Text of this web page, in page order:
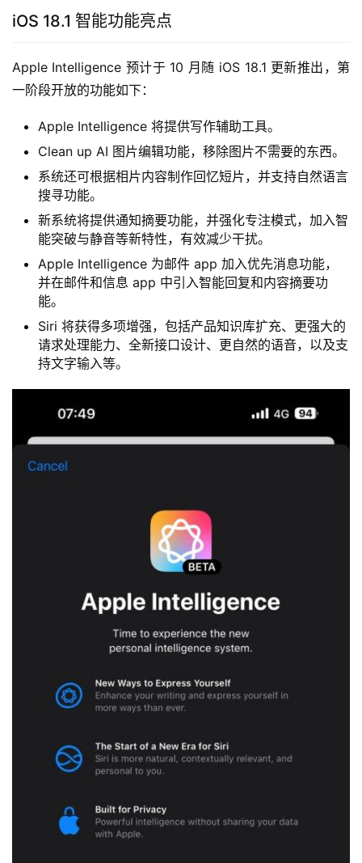
iOS 18.1 智能功能亮点
Apple Intelligence 预计于 10 月随 iOS 18.1 更新推出，第
一阶段开放的功能如下：
Apple Intelligence 将提供写作辅助工具。
Clean up AI 图片编辑功能，移除图片不需要的东西。
系统还可根据相片内容制作回忆短片，并支持自然语言
搜寻功能。
新系统将提供通知摘要功能，并强化专注模式，加入智
能突破与静音等新特性，有效减少干扰。
Apple Intelligence 为邮件 app 加入优先消息功能，
并在邮件和信息 app 中引入智能回复和内容摘要功
能。
Siri 将获得多项增强，包括产品知识库扩充、更强大的
请求处理能力、全新接口设计、更自然的语音，以及支
持文字输入等。